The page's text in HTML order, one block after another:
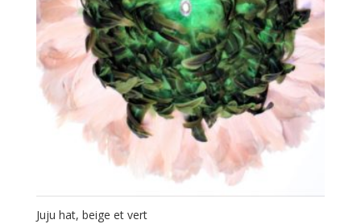
Juju hat, beige et vert